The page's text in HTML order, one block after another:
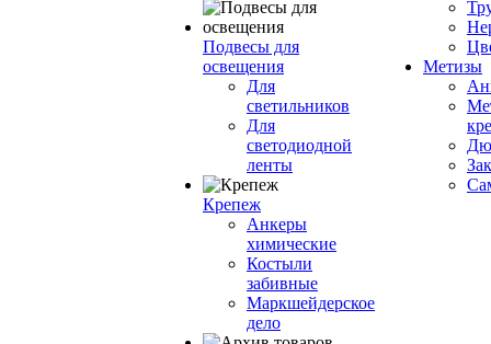
Подвесы для
освещения
Для
светильников
Для
светодиодной
ленты
Крепеж
Анкеры
химические
Костыли
забивные
Маркшейдерское
дело
Метизы